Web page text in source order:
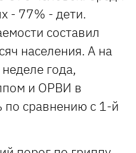
- 77% - дети.
составил
населения. А на
года,
и ОРВИ в
по сравнению с 1-й